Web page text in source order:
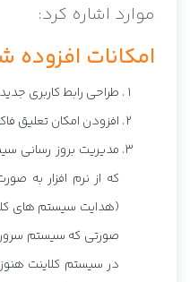
موارد اشاره کرد:
امکانات افزوده
طراحی رابط کاربری
افزودن امکان تعلیق
مدیریت بروز رسانی
که از نرم افزار به
(هدایت سیستم های
صورتی که سیستم سرور
در سیستم کلاینت